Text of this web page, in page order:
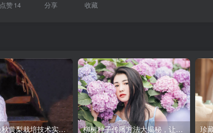
点赞14 分享 收藏
如何通过晚秋黄梨栽培技术实现高产高质？专家解答 柳树种子传播方法大揭秘，让你的植物更茂盛！